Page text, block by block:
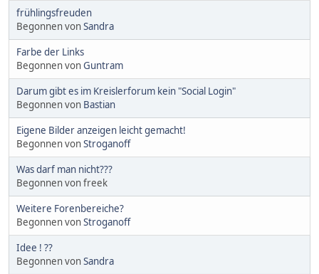
frühlingsfreuden
Begonnen vonSandra
Farbe der Links
Begonnen vonGuntram
Darum gibt es im Kreislerforum kein "Social Login"
Begonnen von Bastian
Eigene Bilder anzeigen leicht gemacht!
Begonnen vonStroganoff
Was darf man nicht???
Begonnen von freek
Weitere Forenbereiche?
Begonnen vonStroganoff
Idee ! ??
Begonnen vonSandra